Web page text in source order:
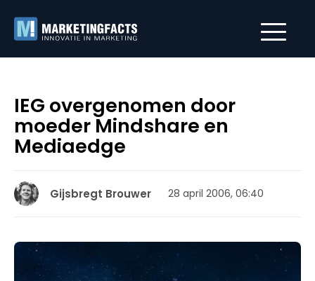
IEG overgenomen door
moeder Mindshare en
Mediaedge
Gijsbregt Brouwer 28 april 2006, 06:40